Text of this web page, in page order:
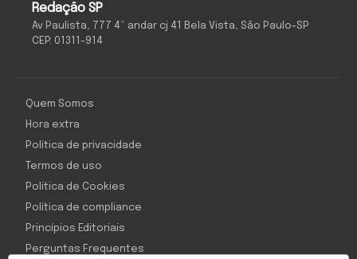
Redação SP
Av Paulista, 777 4º andar cj 41 Bela Vista, São Paulo-SP
CEP: 01311-914
Quem Somos
Hora extra
Política de privacidade
Termos de uso
Política de Cookies
Política de compliance
Princípios Editoriais
Perguntas Frequentes